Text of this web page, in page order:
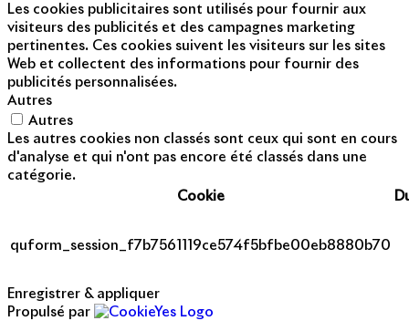
Les cookies publicitaires sont utilisés pour fournir aux
visiteurs des publicités et des campagnes marketing
pertinentes. Ces cookies suivent les visiteurs sur les sites
Web et collectent des informations pour fournir des
publicités personnalisées.
Autres
Autres
Les autres cookies non classés sont ceux qui sont en cours
d'analyse et qui n'ont pas encore été classés dans une
catégorie.
Cookie
quform_session_f7b7561119ce574f5bfbe00eb8880b70
Enregistrer & appliquer
Propulsé par